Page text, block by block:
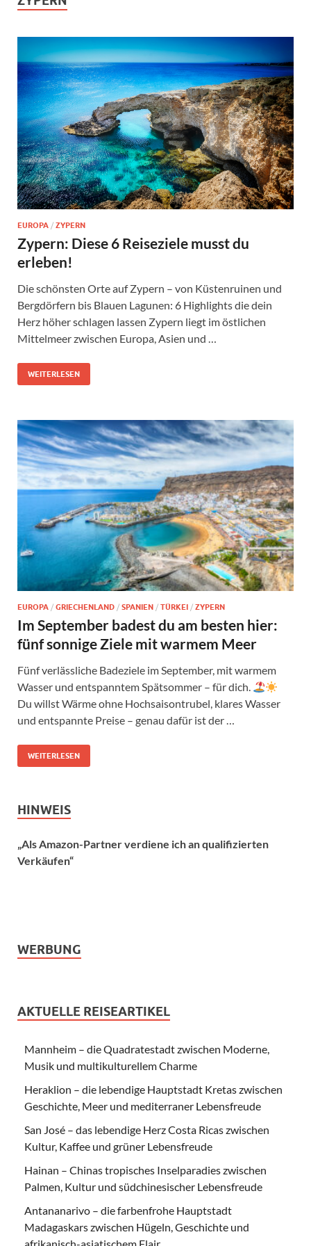
EUROPA / ZYPERN
Zypern: Diese 6 Reiseziele musst du
erleben!
Die schönsten Orte auf Zypern – von Küstenruinen und
Bergdörfern bis Blauen Lagunen: 6 Highlights die dein
Herz höher schlagen lassen Zypern liegt im östlichen
Mittelmeer zwischen Europa, Asien und …
WEITERLESEN
EUROPA / GRIECHENLAND / SPANIEN / TÜRKEI / ZYPERN
Im September badest du am besten hier:
fünf sonnige Ziele mit warmem Meer
Fünf verlässliche Badeziele im September, mit warmem
Wasser und entspanntem Spätsommer – für dich.
Du willst Wärme ohne Hochsaisontrubel, klares Wasser
und entspannte Preise – genau dafür ist der …
WEITERLESEN
HINWEIS
„Als Amazon-Partner verdiene ich an qualifizierten
Verkäufen“
WERBUNG
AKTUELLE REISEARTIKEL
Mannheim – die Quadratestadt zwischen Moderne,
Musik und multikulturellem Charme
Heraklion – die lebendige Hauptstadt Kretas zwischen
Geschichte, Meer und mediterraner Lebensfreude
San José – das lebendige Herz Costa Ricas zwischen
Kultur, Kaffee und grüner Lebensfreude
Hainan – Chinas tropisches Inselparadies zwischen
Palmen, Kultur und südchinesischer Lebensfreude
Antananarivo – die farbenfrohe Hauptstadt
Madagaskars zwischen Hügeln, Geschichte und